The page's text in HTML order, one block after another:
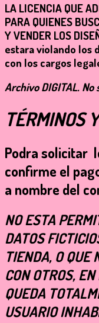
LA LICENCIA QUE
PARA QUIENES
Y VENDER LOS
estara violando los
con los cargos
ArchivoDIGITAL. No
TÉRMINOS
Podra solicitar
confirme el
a nombre del
NO ESTA
DATOS
TIENDA, O QUE
CON OTROS,
QUEDA
USUARIO